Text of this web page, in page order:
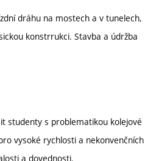
dráhu na mostech a v tunelech,
konstrrukci. Stavba a údržba
studenty s problematikou kolejové
vysoké rychlosti a nekonvenčních
a dovednosti.